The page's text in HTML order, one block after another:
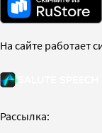
На сайте работает
Рассылка: